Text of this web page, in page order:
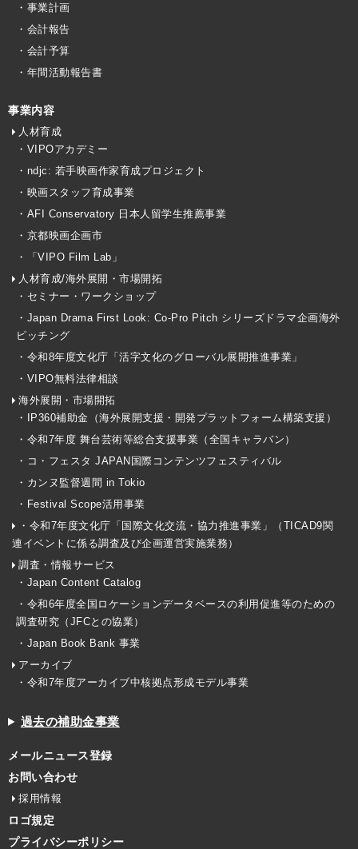
・事業計画
・会計報告
・会計予算
・年間活動報告書
事業内容
人材育成
・VIPOアカデミー
・ndjc: 若手映画作家育成プロジェクト
・映画スタッフ育成事業
・AFI Conservatory 日本人留学生推薦事業
・京都映画企画市
・「VIPO Film Lab」
人材育成/海外展開・市場開拓
・セミナー・ワークショップ
・Japan Drama First Look: Co-Pro Pitch シリーズドラマ企画海外
ピッチング
・令和8年度文化庁「活字文化のグローバル展開推進事業」
・VIPO無料法律相談
海外展開・市場開拓
・IP360補助金（海外展開支援・開発プラットフォーム構築支援）
・令和7年度 舞台芸術等総合支援事業（全国キャラバン）
・コ・フェスタ JAPAN国際コンテンツフェスティバル
・カンヌ監督週間 in Tokio
・Festival Scope活用事業
・令和7年度文化庁「国際文化交流・協力推進事業」（TICAD9関
連イベントに係る調査及び企画運営実施業務）
調査・情報サービス
・Japan Content Catalog
・令和6年度全国ロケーションデータベースの利用促進等のための
調査研究（JFCとの協業）
・Japan Book Bank 事業
アーカイブ
・令和7年度アーカイブ中核拠点形成モデル事業
過去の補助金事業
メールニュース登録
お問い合わせ
採用情報
ロゴ規定
プライバシーポリシー